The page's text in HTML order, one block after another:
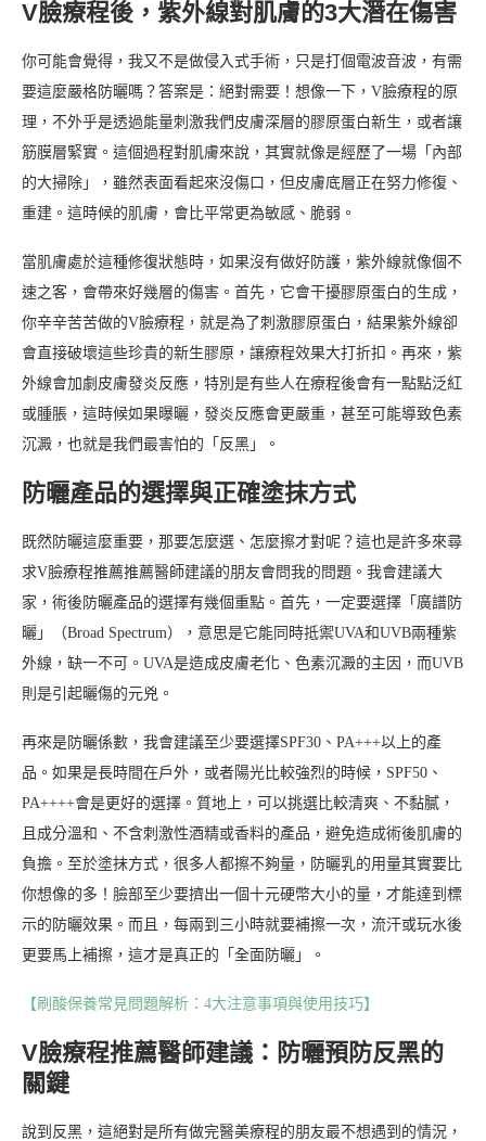
V臉療程後，紫外線對肌膚的3大潛在傷害
你可能會覺得，我又不是做侵入式手術，只是打個電波音波，有需
要這麼嚴格防曬嗎？答案是：絕對需要！想像一下，V臉療程的原
理，不外乎是透過能量刺激我們皮膚深層的膠原蛋白新生，或者讓
筋膜層緊實。這個過程對肌膚來說，其實就像是經歷了一場「內部
的大掃除」，雖然表面看起來沒傷口，但皮膚底層正在努力修復、
重建。這時候的肌膚，會比平常更為敏感、脆弱。
當肌膚處於這種修復狀態時，如果沒有做好防護，紫外線就像個不
速之客，會帶來好幾層的傷害。首先，它會干擾膠原蛋白的生成，
你辛辛苦苦做的V臉療程，就是為了刺激膠原蛋白，結果紫外線卻
會直接破壞這些珍貴的新生膠原，讓療程效果大打折扣。再來，紫
外線會加劇皮膚發炎反應，特別是有些人在療程後會有一點點泛紅
或腫脹，這時候如果曝曬，發炎反應會更嚴重，甚至可能導致色素
沉澱，也就是我們最害怕的「反黑」。
防曬產品的選擇與正確塗抹方式
既然防曬這麼重要，那要怎麼選、怎麼擦才對呢？這也是許多來尋
求V臉療程推薦推薦醫師建議的朋友會問我的問題。我會建議大
家，術後防曬產品的選擇有幾個重點。首先，一定要選擇「廣譜防
曬」（Broad Spectrum），意思是它能同時抵禦UVA和UVB兩種紫
外線，缺一不可。UVA是造成皮膚老化、色素沉澱的主因，而UVB
則是引起曬傷的元兇。
再來是防曬係數，我會建議至少要選擇SPF30、PA+++以上的產
品。如果是長時間在戶外，或者陽光比較強烈的時候，SPF50、
PA++++會是更好的選擇。質地上，可以挑選比較清爽、不黏膩，
且成分溫和、不含刺激性酒精或香料的產品，避免造成術後肌膚的
負擔。至於塗抹方式，很多人都擦不夠量，防曬乳的用量其實要比
你想像的多！臉部至少要擠出一個十元硬幣大小的量，才能達到標
示的防曬效果。而且，每兩到三小時就要補擦一次，流汗或玩水後
更要馬上補擦，這才是真正的「全面防曬」。
【刷酸保養常見問題解析：4大注意事項與使用技巧】
V臉療程推薦醫師建議：防曬預防反黑的
關鍵
說到反黑，這絕對是所有做完醫美療程的朋友最不想遇到的情況，